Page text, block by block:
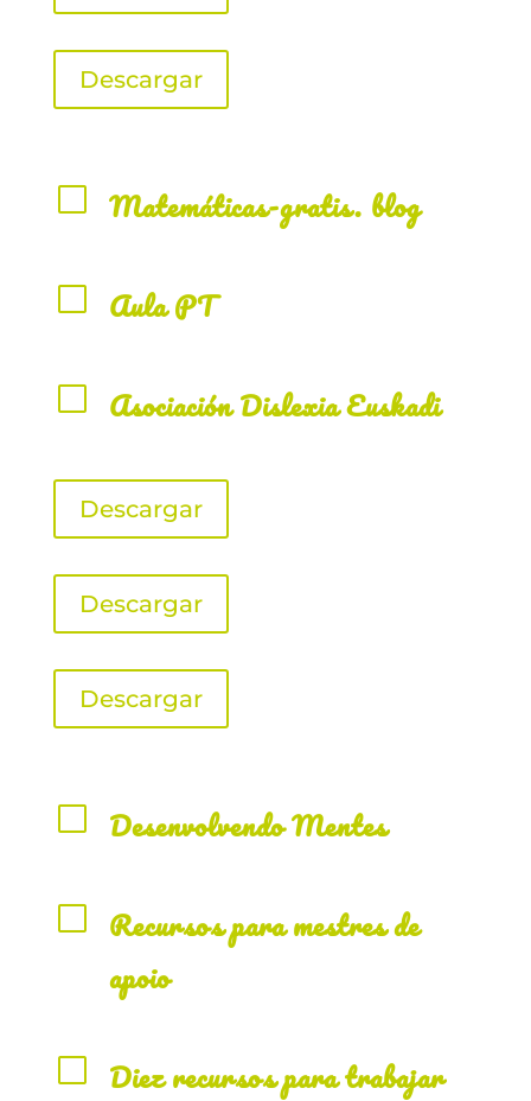
Descargar
V Matemáticas-gratis. blog
V Aula PT
V Asociación Dislexia Euskadi
Descargar
Descargar
Descargar
V Desenvolvendo Mentes
V
Recursos para mestres de
apoio
V
Diez recursos para trabajar